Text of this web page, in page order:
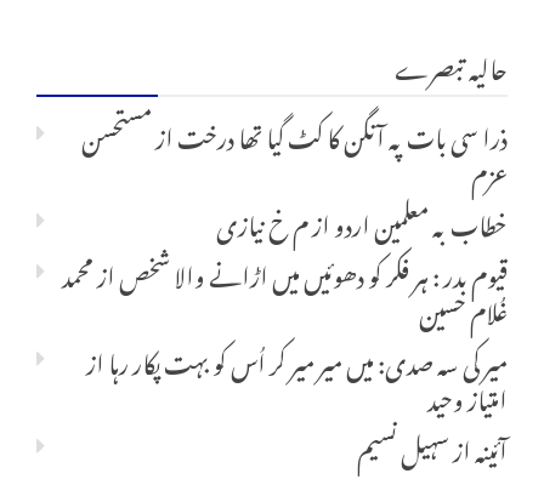
حالیہ تبصرے
ذرا سی بات پہ آنگن کا کٹ گیا تھا درختازمستحسن
عزم
خطاب بہ معلمین اردوازم خ نیازی
قیوم بدر : ہر فکر کو دھوئیں میں اڑانے والا شخصازمحمد
غُلام حسین
میر کی سہ صدی: میں میر میر کر اُس کو بہت پکار رہااز
امتیاز وحید
آئینہازسہیل نسیم